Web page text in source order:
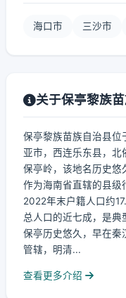
海口市 三沙市
关于保亭黎族
保亭黎族苗族自治县位
亚市，西连乐东县，北
保亭岭，该地名历史悠
作为海南省直辖的县级
2022年末户籍人口约
总人口的近七成，是典
保亭历史悠久，早在秦
管辖，明清...
查看更多介绍